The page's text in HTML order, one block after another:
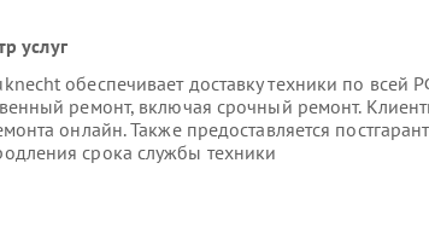
услуг
обеспечивает доставку техники по всей
ремонт, включая срочный ремонт.
онлайн. Также предоставляется
срока службы техники